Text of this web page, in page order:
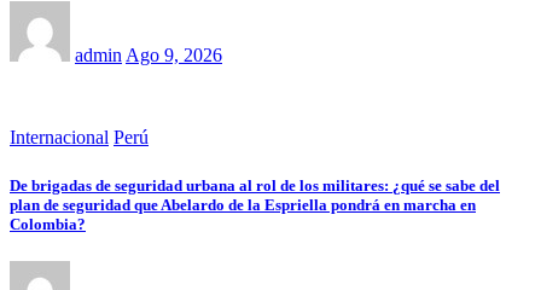
adminAgo 9, 2026
Internacional Perú
De brigadas de seguridad urbana al rol de los militares: ¿qué se sabe del
plan de seguridad que Abelardo de la Espriella pondrá en marcha en
Colombia?